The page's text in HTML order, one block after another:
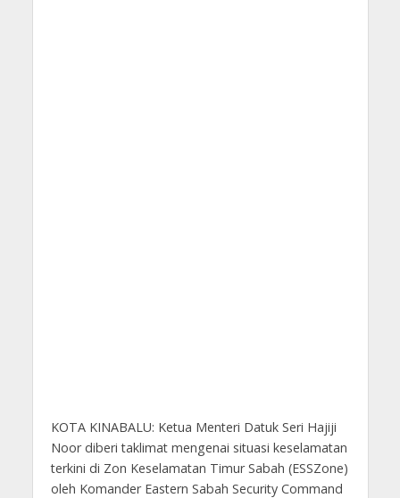
KOTA KINABALU: Ketua Menteri Datuk Seri Hajiji
Noor diberi taklimat mengenai situasi keselamatan
terkini di Zon Keselamatan Timur Sabah (ESSZone)
oleh Komander Eastern Sabah Security Command